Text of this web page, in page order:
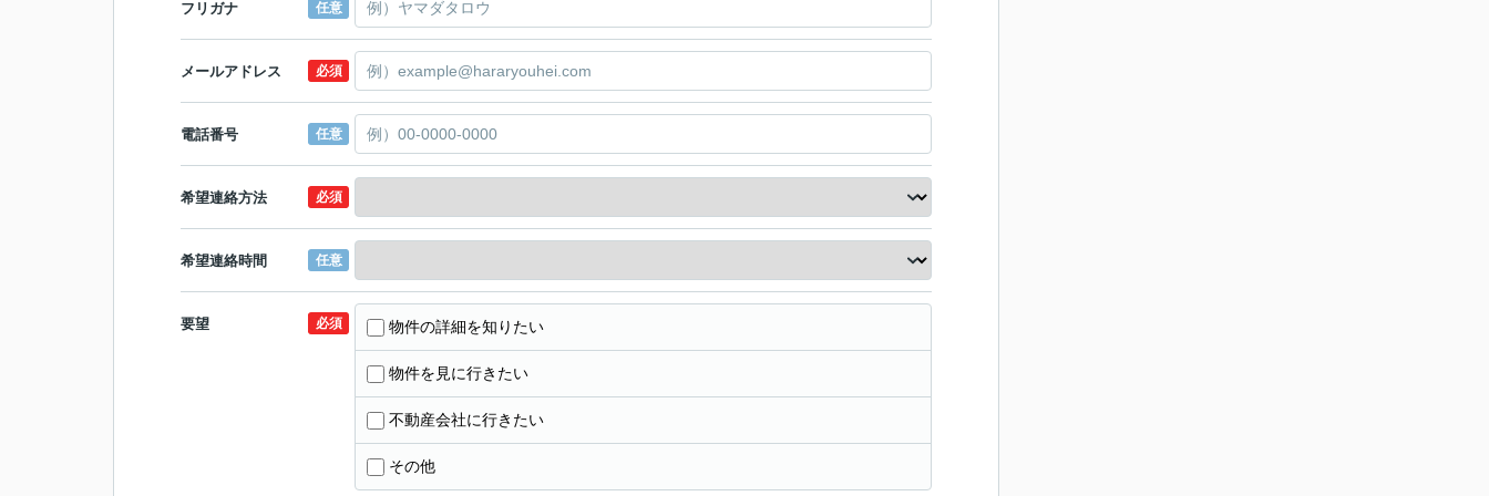
フリガナ 任意
メールアドレス 必須
電話番号 任意
希望連絡方法 必須
希望連絡時間 任意
要望 必須 物件の詳細を知りたい
物件を見に行きたい
不動産会社に行きたい
その他